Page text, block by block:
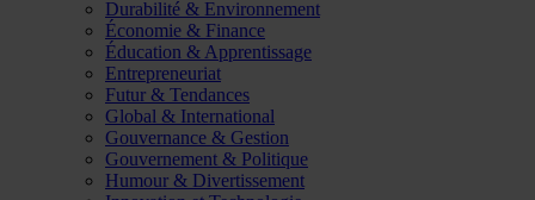
Durabilité & Environnement
Économie & Finance
Éducation & Apprentissage
Entrepreneuriat
Futur & Tendances
Global & International
Gouvernance & Gestion
Gouvernement & Politique
Humour & Divertissement